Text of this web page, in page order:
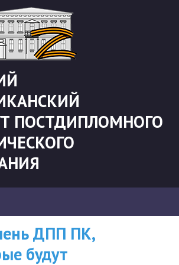
ПОСТДИПЛОМНОГО
ВНИМАНИЮ
СЛУШАТЕЛЕЙ, У
ДПП ПК,
будут